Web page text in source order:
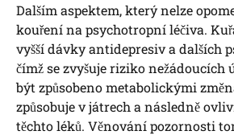
Dalším aspektem, který nelze
kouření na psychotropní léčiva.
vyšší dávky antidepresiv a dalších
čímž se zvyšuje riziko nežádoucích
být způsobeno metabolickými
způsobuje v játrech a následně
těchto léků. Věnování pozornosti